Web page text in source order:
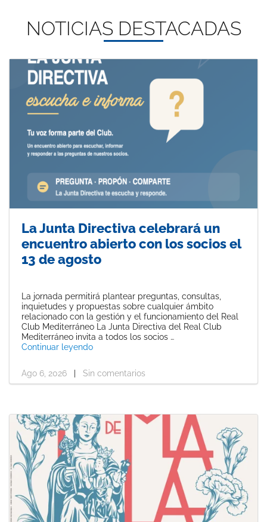
NOTICIAS DESTACADAS
La Junta Directiva celebrará un
encuentro abierto con los socios el
13 de agosto
La jornada permitirá plantear preguntas, consultas,
inquietudes y propuestas sobre cualquier ámbito
relacionado con la gestión y el funcionamiento del Real
Club Mediterráneo La Junta Directiva del Real Club
Mediterráneo invita a todos los socios …
Continuar leyendo«La Junta Directiva celebrará un encuentro
Ago 6, 2026 Sin comentarios